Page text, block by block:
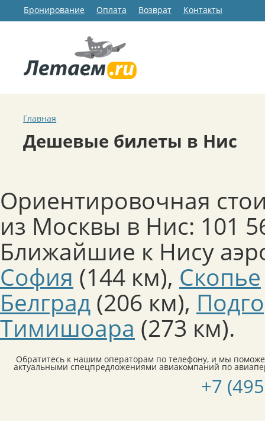
Бронирование Оплата Возврат Контакты
Главная
Дешевые билеты в Нис
Ориентировочная
из Москвы в Нис: 101
Ближайшие к Нису
София (144 км), Скопье
Белград (206 км),
Тимишоара (273 км).
Обратитесь к нашим операторам по телефону, и мы
актуальными спецпредложениями авиакомпаний по
+7